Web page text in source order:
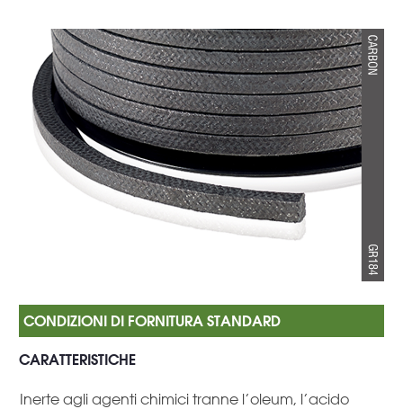
CARATTERISTICHE
Inerte agli agenti chimici tranne l’oleum, l’acido